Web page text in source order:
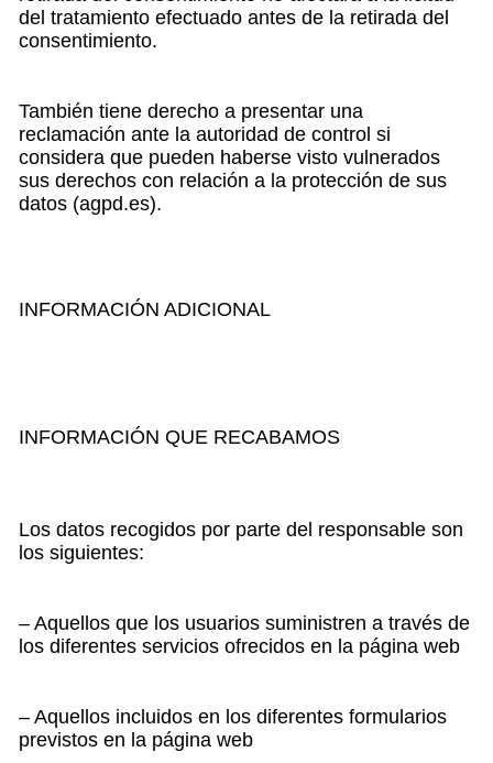
del tratamiento efectuado antes de la retirada del
consentimiento.
También tiene derecho a presentar una
reclamación ante la autoridad de control si
considera que pueden haberse visto vulnerados
sus derechos con relación a la protección de sus
datos (agpd.es).
INFORMACIÓN ADICIONAL
INFORMACIÓN QUE RECABAMOS
Los datos recogidos por parte del responsable son
los siguientes:
– Aquellos que los usuarios suministren a través de
los diferentes servicios ofrecidos en la página web
– Aquellos incluidos en los diferentes formularios
previstos en la página web